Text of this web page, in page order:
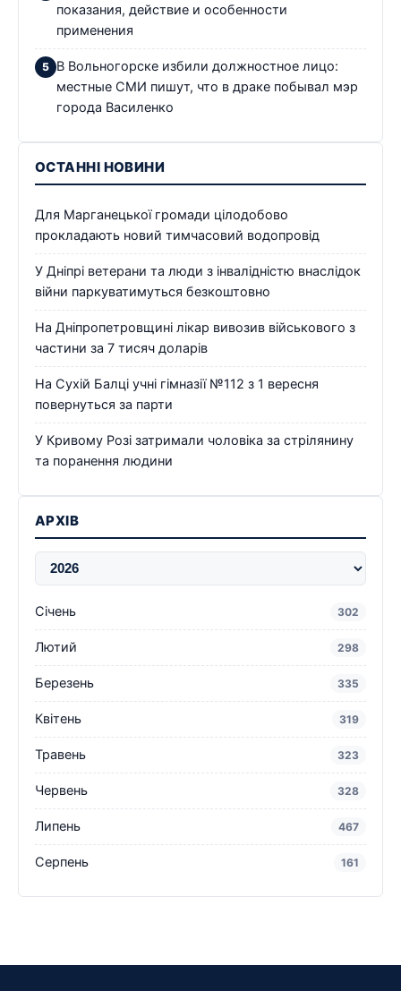
показания, действие и особенности
применения
В Вольногорске избили должностное лицо:
местные СМИ пишут, что в драке побывал мэр
города Василенко
ОСТАННІ НОВИНИ
Для Марганецької громади цілодобово
прокладають новий тимчасовий водопровід
У Дніпрі ветерани та люди з інвалідністю внаслідок
війни паркуватимуться безкоштовно
На Дніпропетровщині лікар вивозив військового з
частини за 7 тисяч доларів
На Сухій Балці учні гімназії №112 з 1 вересня
повернуться за парти
У Кривому Розі затримали чоловіка за стрілянину
та поранення людини
АРХІВ
Січень 302
Лютий 298
Березень 335
Квітень 319
Травень 323
Червень 328
Липень 467
Серпень 161